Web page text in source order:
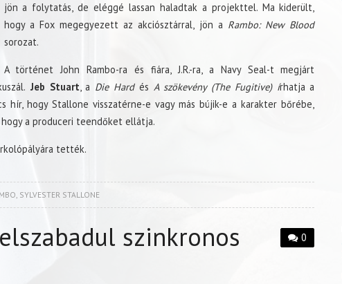
jön a folytatás, de eléggé lassan haladtak a projekttel. Ma kiderült,
hogy a Fox megegyezett az akciósztárral, jön a Rambo: New Blood
sorozat.
A történet John Rambo-ra és fiára, J.R.-ra, a Navy Seal-t megjárt
Jeb Stuart, a Die HardésA szökevény (The Fugitive) írhatja a
hír, hogy Stallone visszatérne-e vagy más bújik-e a karakter bőrébe,
a produceri teendőket ellátja.
tették.
, SYLVESTER STALLONE
0
szinkronos